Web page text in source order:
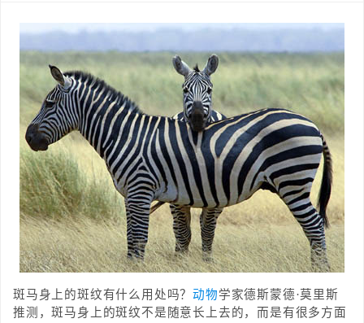
斑马身上的斑纹有什么用处吗？动物学家德斯蒙德·莫里斯
推测，斑马身上的斑纹不是随意长上去的，而是有很多方面